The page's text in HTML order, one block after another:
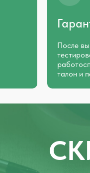
После
талон и